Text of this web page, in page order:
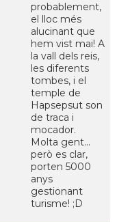
probablement,
el lloc més
alucinant que
hem vist mai! A
la vall dels reis,
les diferents
tombes, i el
temple de
Hapsepsut son
de traca i
mocador.
Molta gent...
però es clar,
porten 5000
anys
gestionant
turisme! ;D